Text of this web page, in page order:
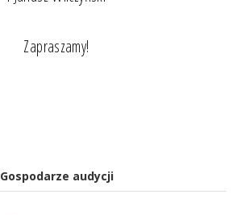
Zapraszamy!
Gospodarze audycji